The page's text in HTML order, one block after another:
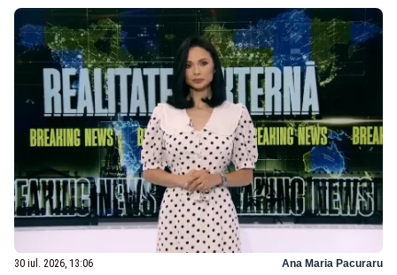
30 iul. 2026, 13:06 Ana Maria Pacuraru